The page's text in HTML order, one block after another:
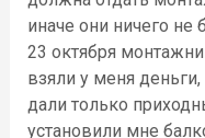
иначе они ничего не
23 октября
взяли у меня деньги,
дали только
установили мне